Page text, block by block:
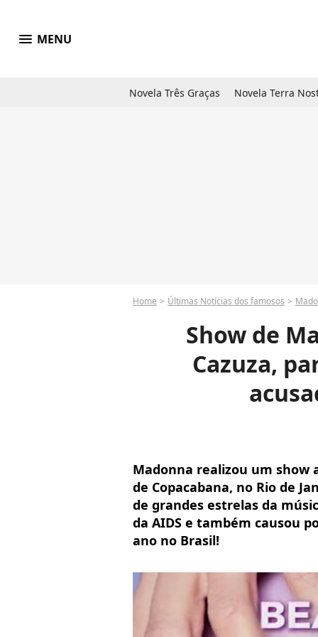
menu MENU
Novela Três Graças Novela Terra
Home Últimas Notícias dos famosos
Show de
Cazuza,
Madonna realizou um show
de Copacabana, no Rio de
de grandes estrelas da
da AIDS e também causou
ano no Brasil!